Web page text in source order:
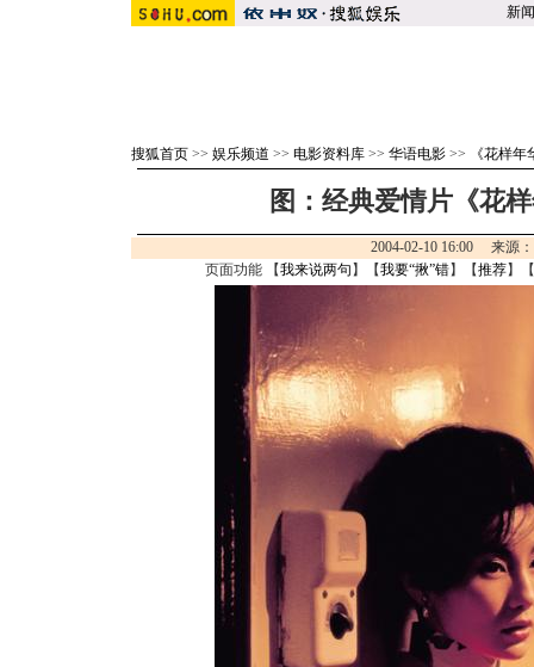
新闻
搜狐首页 >> 娱乐频道 >> 电影资料库 >> 华语电影 >> 《花样年
图：经典爱情片《花
2004-02-10 16:00 来源
页面功能 【我来说两句 】【我要“揪”错】【推荐】